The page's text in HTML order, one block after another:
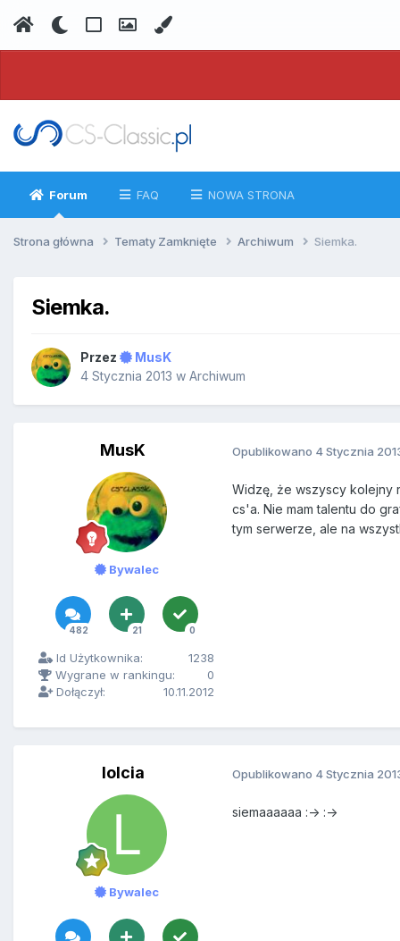
Forum FAQ NOWA STRONA
Strona główna Tematy Zamknięte Archiwum Siemka.
Siemka.
Przez
MusK
4 Stycznia 2013 w Archiwum
MusK
Bywalec
482 21 0
Id Użytkownika:
1238
Wygrane w rankingu:
0
Dołączył:
10.11.2012
Opublikowano 4 Stycznia
Widzę, że wszyscy kolejny
cs'a. Nie mam talentu do
tym serwerze, ale na
lolcia
Bywalec
Opublikowano 4 Stycznia
siemaaaaaa :-> :->